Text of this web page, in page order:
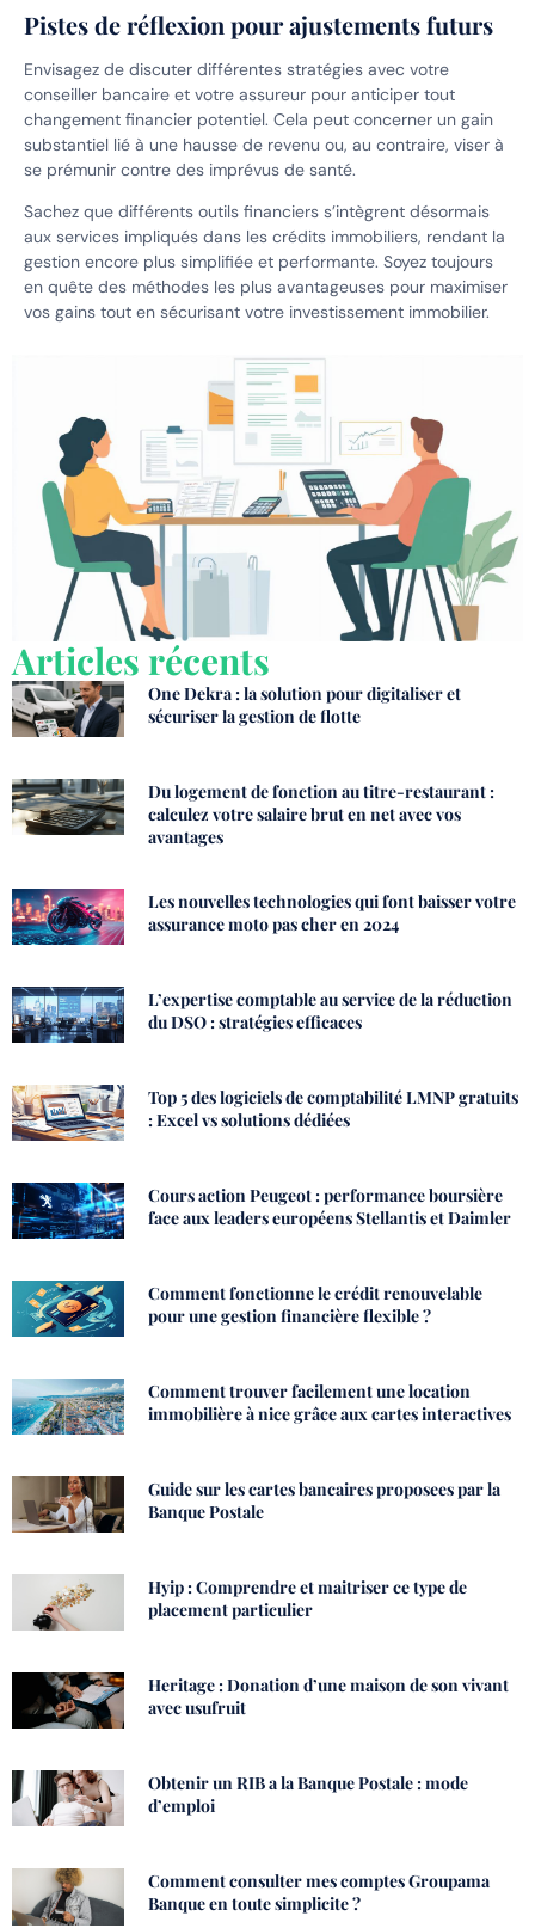
Pistes de réflexion pour ajustements futurs
Envisagez de discuter différentes stratégies avec votre
conseiller bancaire et votre assureur pour anticiper tout
changement financier potentiel. Cela peut concerner un gain
substantiel lié à une hausse de revenu ou, au contraire, viser à
se prémunir contre des imprévus de santé.
Sachez que différents outils financiers s’intègrent désormais
aux services impliqués dans les crédits immobiliers, rendant la
gestion encore plus simplifiée et performante. Soyez toujours
en quête des méthodes les plus avantageuses pour maximiser
vos gains tout en sécurisant votre investissement immobilier.
Articles récents
One Dekra : la solution pour digitaliser et
sécuriser la gestion de flotte
Du logement de fonction au titre-restaurant :
calculez votre salaire brut en net avec vos
avantages
Les nouvelles technologies qui font baisser votre
assurance moto pas cher en 2024
L’expertise comptable au service de la réduction
du DSO : stratégies efficaces
Top 5 des logiciels de comptabilité LMNP gratuits
: Excel vs solutions dédiées
Cours action Peugeot : performance boursière
face aux leaders européens Stellantis et Daimler
Comment fonctionne le crédit renouvelable
pour une gestion financière flexible ?
Comment trouver facilement une location
immobilière à nice grâce aux cartes interactives
Guide sur les cartes bancaires proposees par la
Banque Postale
Hyip : Comprendre et maitriser ce type de
placement particulier
Heritage : Donation d’une maison de son vivant
avec usufruit
Obtenir un RIB a la Banque Postale : mode
d’emploi
Comment consulter mes comptes Groupama
Banque en toute simplicite ?